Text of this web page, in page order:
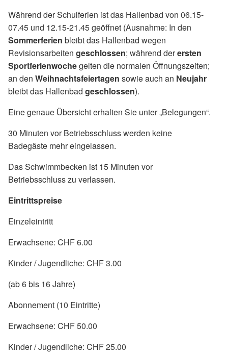
Während der Schulferien ist das Hallenbad von 06.15-
07.45 und 12.15-21.45 geöffnet (Ausnahme: In den
Sommerferien bleibt das Hallenbad wegen
Revisionsarbeiten geschlossen; während derersten
Sportferienwochegelten die normalen Öffnungszeiten;
an den Weihnachtsfeiertagen sowie auch an Neujahr
bleibt das Hallenbad geschlossen).
Eine genaue Übersicht erhalten Sie unter „Belegungen“.
30 Minuten vor Betriebsschluss werden keine
Badegäste mehr eingelassen.
Das Schwimmbecken ist 15 Minuten vor
Betriebsschluss zu verlassen.
Eintrittspreise
Einzeleintritt
Erwachsene: CHF 6.00
Kinder / Jugendliche: CHF 3.00
(ab 6 bis 16 Jahre)
Abonnement (10 Eintritte)
Erwachsene: CHF 50.00
Kinder / Jugendliche: CHF 25.00